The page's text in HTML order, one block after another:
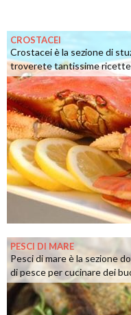
CROSTACEI
Crostacei è la sezione di
troverete tantissime ricette
PESCI DI MARE
Pesci di mare è la sezione
di pesce per cucinare dei